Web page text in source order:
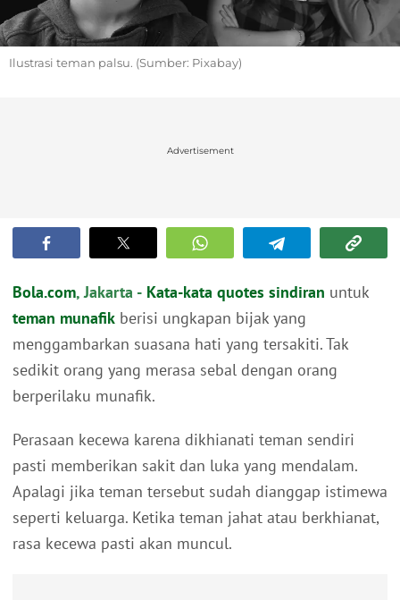
Ilustrasi teman palsu. (Sumber: Pixabay)
Advertisement
Bola.com, Jakarta - Kata-kata quotes sindiran untuk
teman munafik berisi ungkapan bijak yang
menggambarkan suasana hati yang tersakiti. Tak
sedikit orang yang merasa sebal dengan orang
berperilaku munafik.
Perasaan kecewa karena dikhianati teman sendiri
pasti memberikan sakit dan luka yang mendalam.
Apalagi jika teman tersebut sudah dianggap istimewa
seperti keluarga. Ketika teman jahat atau berkhianat,
rasa kecewa pasti akan muncul.